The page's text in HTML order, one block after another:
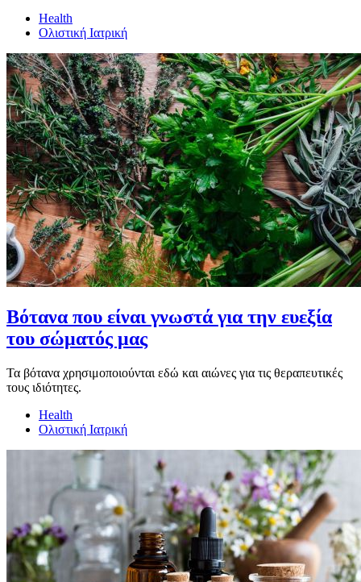
Health
Ολιστική Ιατρική
Βότανα που είναι γνωστά για την ευεξία
του σώματός μας
Τα βότανα χρησιμοποιούνται εδώ και αιώνες για τις θεραπευτικές
τους ιδιότητες.
Health
Ολιστική Ιατρική